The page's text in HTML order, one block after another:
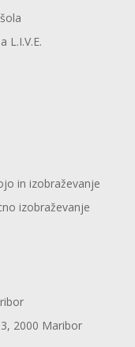
L.I.V.E.
in izobraževanje
izobraževanje
2000 Maribor